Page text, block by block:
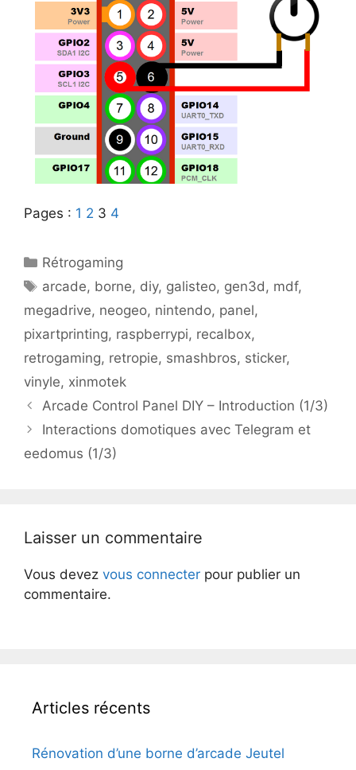
Pages : 1 2 3 4
Catégories
Rétrogaming
Étiquettes
arcade, borne, diy, galisteo, gen3d, mdf,
megadrive, neogeo, nintendo, panel,
pixartprinting, raspberrypi, recalbox,
retrogaming, retropie, smashbros, sticker,
vinyle, xinmotek
Navigation
des
Arcade Control Panel DIY – Introduction (1/3)
Interactions domotiques avec Telegram et
eedomus (1/3)
Laisser un commentaire
Vous devez vous connecter pour publier un
commentaire.
Articles récents
Rénovation d’une borne d’arcade Jeutel